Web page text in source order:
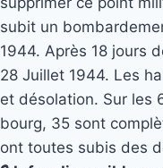
subit un
1944. Après 18 jours
28 Juillet 1944. Les
et désolation. Sur les
bourg, 35 sont
ont toutes subis des